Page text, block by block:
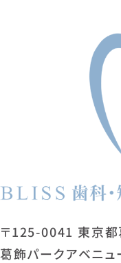
〒125-0041 東京
葛飾パークアベニ